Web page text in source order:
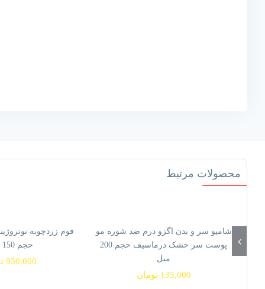
محصولات مرتبط
شامپو سر و بدن اگزو درم ضد شوره مو
پوست سر خشک درماسیف حجم 200
میل
135,000 تومان
حجم 150 میل
930,000